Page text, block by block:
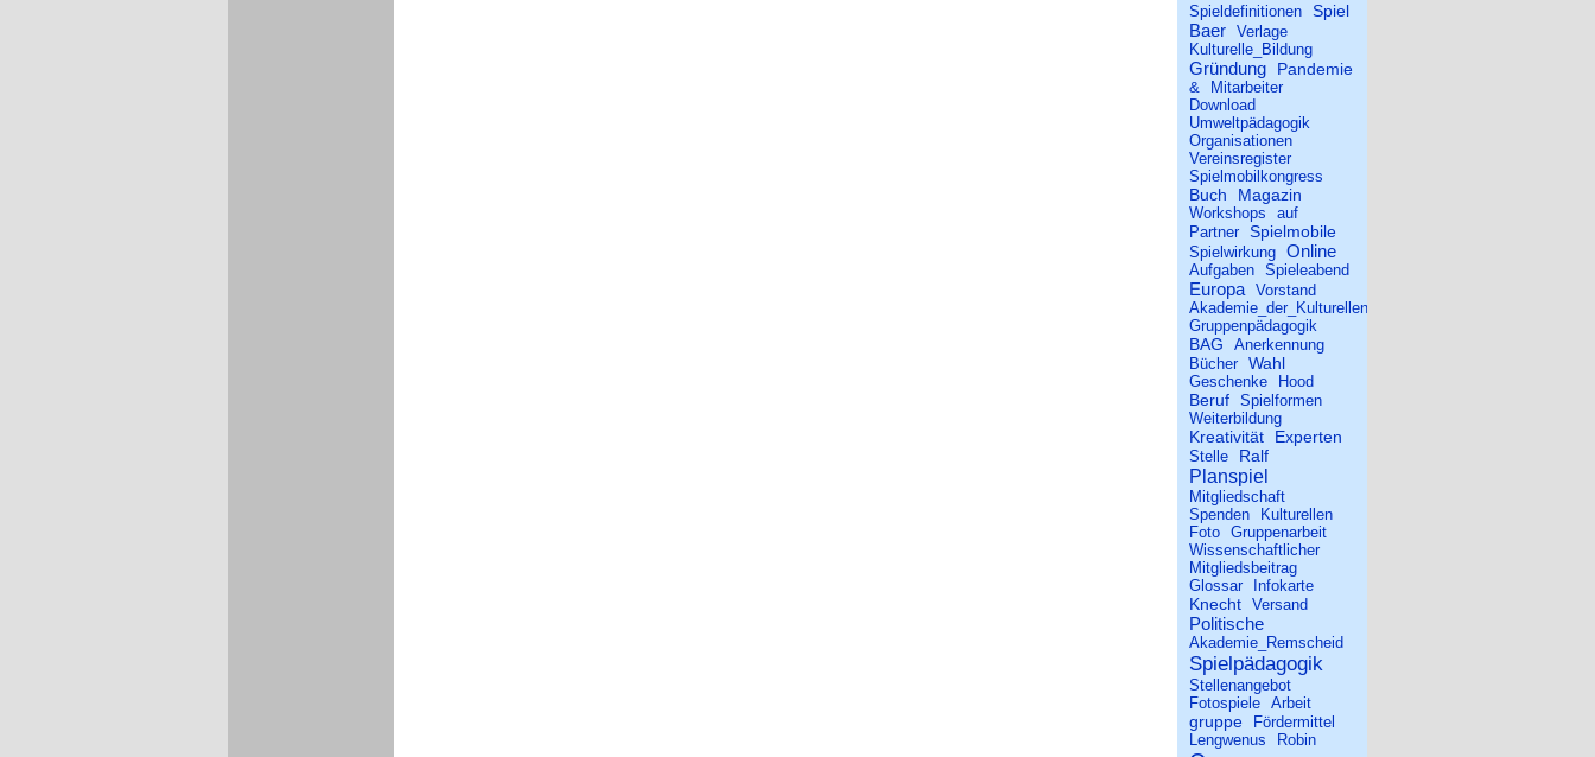
Spieldefinitionen Spiel
Baer Verlage
Kulturelle_Bildung
Gründung Pandemie
&
Mitarbeiter
Download
Umweltpädagogik
Organisationen
Vereinsregister
Spielmobilkongress
Buch Magazin
Workshops
auf
Partner Spielmobile
Spielwirkung Online
Aufgaben Spieleabend
Europa Vorstand
Akademie_der_Kulturellen_Bildung
Gruppenpädagogik
BAG
Anerkennung
Bücher Wahl
Geschenke Hood
Beruf Spielformen
Weiterbildung
Kreativität Experten
Stelle Ralf
Planspiel
Mitgliedschaft
Spenden
Kulturellen
Foto Gruppenarbeit
Wissenschaftlicher
Mitgliedsbeitrag
Glossar
Infokarte
Knecht Versand
Politische
Akademie_Remscheid
Spielpädagogik
Stellenangebot
Fotospiele Arbeit
gruppe
Fördermittel
Lengwenus
Robin